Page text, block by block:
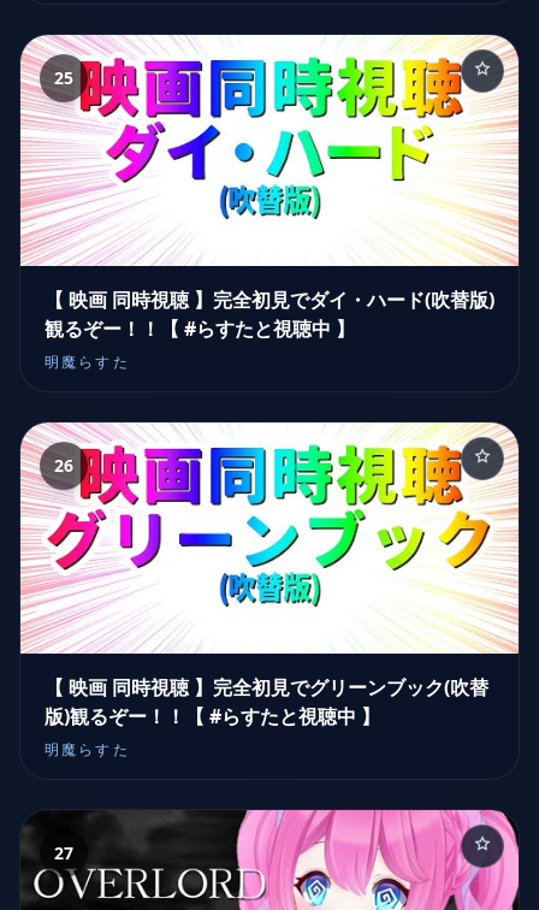
25
【 映画 同時視聴 】完全初見でダイ・ハード(吹替版)
観るぞー！！【 #らすたと視聴中 】
明魔らすた
26
【 映画 同時視聴 】完全初見でグリーンブック(吹替
版)観るぞー！！【 #らすたと視聴中 】
明魔らすた
27